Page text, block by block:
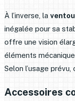
À l’inverse, la
inégalée pour sa
offre une vision
éléments
Selon l’usage
Accessoires